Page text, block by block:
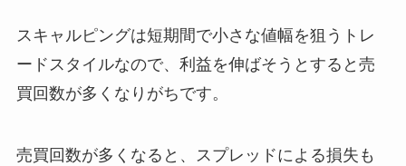
スキャルピングは短期間で小さな値幅を狙うトレ
ードスタイルなので、利益を伸ばそうとすると売
買回数が多くなりがちです。
売買回数が多くなると、スプレッドによる損失も